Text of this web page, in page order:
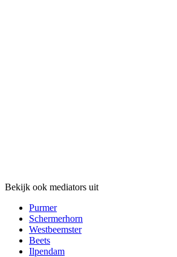
Bekijk ook mediators uit
Purmer
Schermerhorn
Westbeemster
Beets
Ilpendam